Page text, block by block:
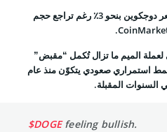
خلال الـ24 ساعة الماضية، ارتفعت سعر دوجكوين بنحو 3٪ رغم تراجع حجم
لعملة الميم ما تزال تُكمل “مقبض”
استمراري صعودي يتكوّن منذ عام
$DOGEfeeling bullish.